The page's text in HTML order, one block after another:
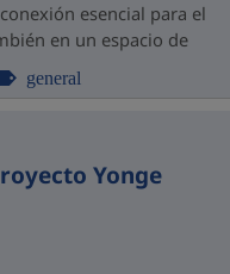
esencial para el
en un espacio de
general
Yonge